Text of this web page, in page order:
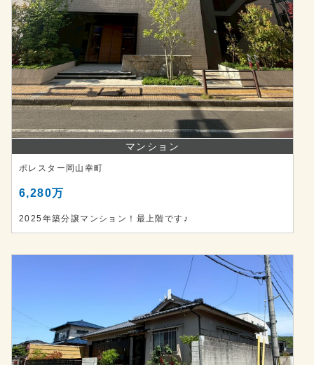
マンション
ポレスター岡山幸町
6,280万
2025年築分譲マンション！最上階です♪